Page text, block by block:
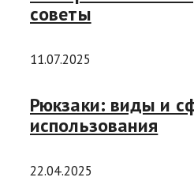
советы
11.07.2025
Рюкзаки: виды и
использования
22.04.2025